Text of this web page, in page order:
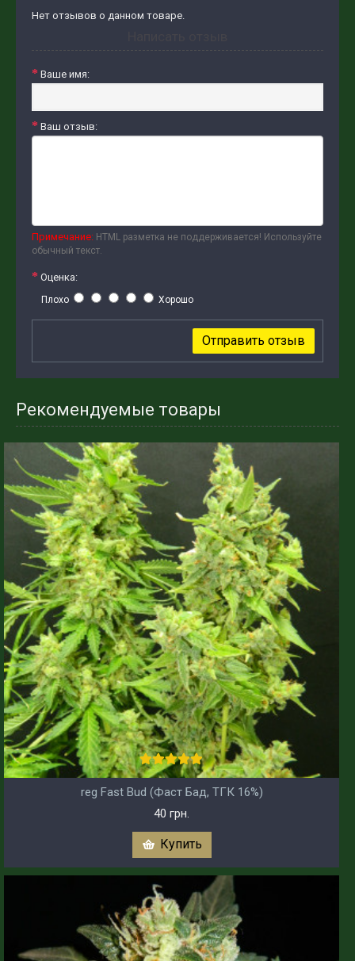
Нет отзывов о данном товаре.
Ваше имя:
Ваш отзыв:
Примечание: HTML разметка не поддерживается! Используйте
обычный текст.
Оценка:
Плохо Хорошо
Отправить отзыв
Рекомендуемые товары
reg Fast Bud (Фаст Бад, ТГК 16%)
40 грн.
Купить